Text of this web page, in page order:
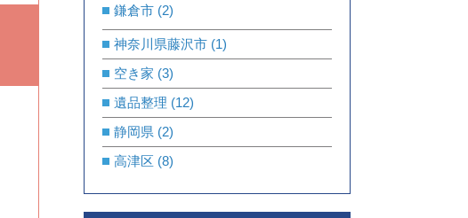
鎌倉市 (2)
神奈川県藤沢市 (1)
空き家 (3)
遺品整理 (12)
静岡県 (2)
高津区 (8)